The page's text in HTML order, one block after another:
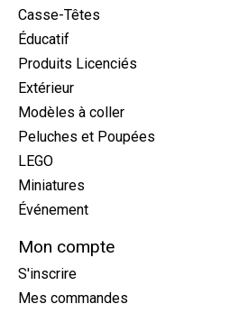
Casse-Têtes
Éducatif
Produits Licenciés
Extérieur
Modèles à coller
Peluches et Poupées
LEGO
Miniatures
Événement
Mon compte
S'inscrire
Mes commandes